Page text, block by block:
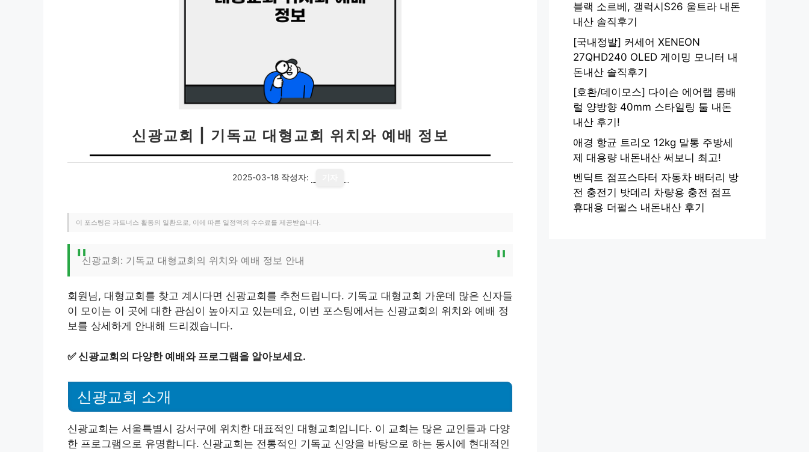
신광교회 | 기독교 대형교회 위치와 예배 정보
2025-03-18 작성자:
이 포스팅은 파트너스 활동의 일환으로, 이에 따른 일정액의 수수료를 제공받습니다.
신광교회: 기독교 대형교회의 위치와 예배 정보 안내
회원님, 대형교회를 찾고 계시다면 신광교회를 추천드립니다. 기독교 대형교회 가운데 많은 신자들
이 모이는 이 곳에 대한 관심이 높아지고 있는데요, 이번 포스팅에서는 신광교회의 위치와 예배 정
보를 상세하게 안내해 드리겠습니다.
✅신광교회의 다양한 예배와 프로그램을 알아보세요.
신광교회 소개
신광교회는 서울특별시 강서구에 위치한 대표적인 대형교회입니다. 이 교회는 많은 교인들과 다양
한 프로그램으로 유명합니다. 신광교회는 전통적인 기독교 신앙을 바탕으로 하는 동시에 현대적인
블랙 소르베, 갤럭시S26 울트라 내돈
내산 솔직후기
[국내정발] 커세어 XENEON
27QHD240 OLED 게이밍 모니터 내
돈내산 솔직후기
[호환/데이모스] 다이슨 에어랩 롱배
럴 양방향 40mm 스타일링 툴 내돈
내산 후기!
애경 항균 트리오 12kg 말통 주방세
제 대용량 내돈내산 써보니 최고!
벤딕트 점프스타터 자동차 배터리 방
전 충전기 밧데리 차량용 충전 점프
휴대용 더펄스 내돈내산 후기